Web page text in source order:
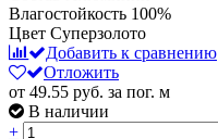
Влагостойкость 100%
Цвет Суперзолото
Добавить к сравнению
Отложить
от 49.55 руб. за пог. м
В наличии
+